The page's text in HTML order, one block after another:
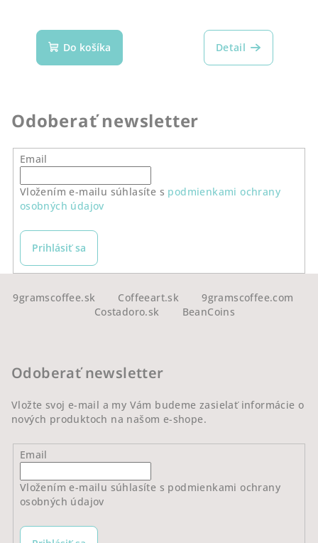
Do košíka Detail
Odoberať newsletter
Email
Vložením e-mailu súhlasíte s podmienkami ochrany
osobných údajov
Prihlásiť sa
9gramscoffee.sk Coffeeart.sk
9gramscoffee.com
Costadoro.sk
BeanCoins
Odoberať newsletter
Vložte svoj e-mail a my Vám budeme zasielať informácie o
nových produktoch na našom e-shope.
Email
Vložením e-mailu súhlasíte s podmienkami ochrany
osobných údajov